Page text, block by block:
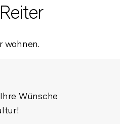
wohnen.
Wünsche